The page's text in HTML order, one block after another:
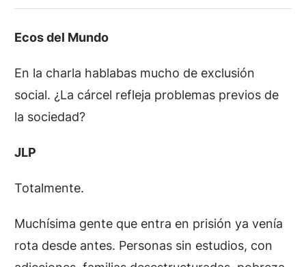
Ecos del Mundo
En la charla hablabas mucho de exclusión
social. ¿La cárcel refleja problemas previos de
la sociedad?
JLP
Totalmente.
Muchísima gente que entra en prisión ya venía
rota desde antes. Personas sin estudios, con